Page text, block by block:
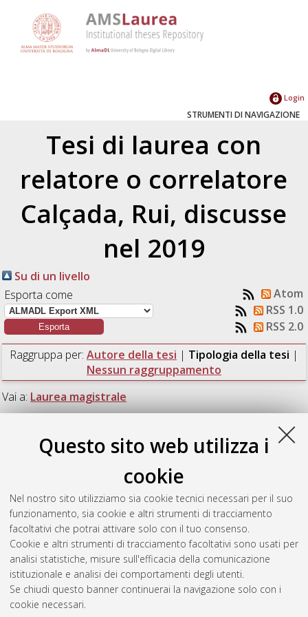
Questo sito web utilizza i
cookie
Nel nostro sito utilizziamo sia cookie tecnici necessari per il suo
funzionamento, sia cookie e altri strumenti di tracciamento
facoltativi che potrai attivare solo con il tuo consenso.
Cookie e altri strumenti di tracciamento facoltativi sono usati per
analisi statistiche, misure sull'efficacia della comunicazione
istituzionale e analisi dei comportamenti degli utenti.
Se chiudi questo banner continuerai la navigazione solo con i
cookie necessari.
Login
STRUMENTI DI NAVIGAZIONE
Tesi di laurea con
relatore o correlatore
Calçada, Rui, discusse
nel 2019
Su di un livello
Esporta come
Atom
RSS 1.0
RSS 2.0
Raggruppa per: Autore della tesi | Tipologia della tesi |
Nessun raggruppamento
Vai a: Laurea magistrale
Laurea magistrale
Righi Bento Pereira, Rafael(2019)Dynamic Analysis and
Fatigue Assessment of a Jacket-type Offshore Platform.[Laurea
magistrale], Università di Bologna, Corso di Studio in
engineering [LM-DM270] , Documento full-text non disponibile
Questa lista e' stata generata ilFri Aug 7 01:55:51 2026 CEST